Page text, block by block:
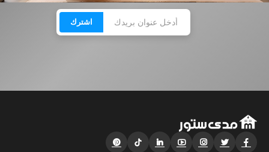
اشترك